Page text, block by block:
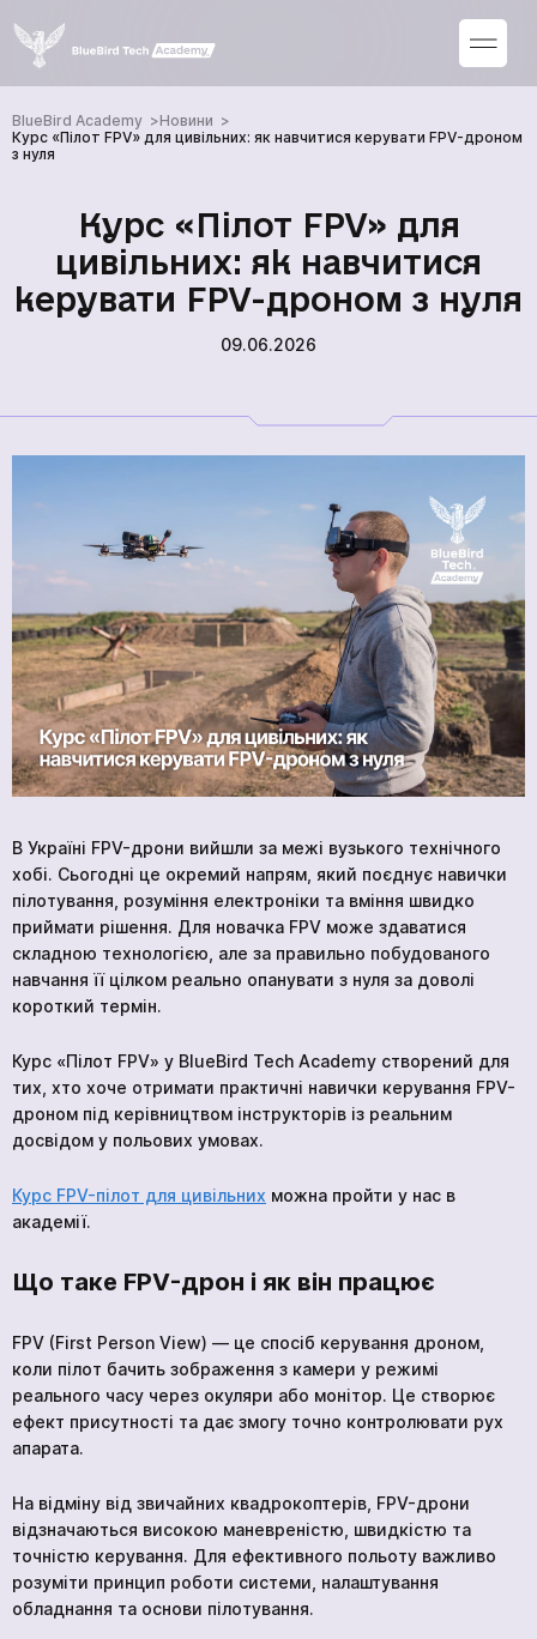
Курси
Про нас
Контакти
BlueBird Tech
BlueBird Academy
Новини
Курс «Пілот FPV» для цивільних: як навчитися керувати FPV-дроном
з нуля
Курс «Пілот FPV» для
цивільних: як навчитися
керувати FPV-дроном з нуля
09.06.2026
В Україні FPV-дрони вийшли за межі вузького технічного
хобі. Сьогодні це окремий напрям, який поєднує навички
пілотування, розуміння електроніки та вміння швидко
приймати рішення. Для новачка FPV може здаватися
складною технологією, але за правильно побудованого
навчання її цілком реально опанувати з нуля за доволі
короткий термін.
Курс «Пілот FPV» у BlueBird Tech Academy створений для
тих, хто хоче отримати практичні навички керування FPV-
дроном під керівництвом інструкторів із реальним
досвідом у польових умовах.
Курс FPV-пілот для цивільних можна пройти у нас в
академії.
Що таке FPV-дрон і як він працює
FPV (First Person View) — це спосіб керування дроном,
коли пілот бачить зображення з камери у режимі
реального часу через окуляри або монітор. Це створює
ефект присутності та дає змогу точно контролювати рух
апарата.
На відміну від звичайних квадрокоптерів, FPV-дрони
відзначаються високою маневреністю, швидкістю та
точністю керування. Для ефективного польоту важливо
розуміти принцип роботи системи, налаштування
обладнання та основи пілотування.